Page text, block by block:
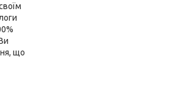
що